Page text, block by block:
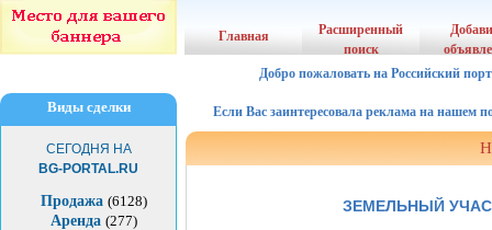
Виды сделки
СЕГОДНЯ НА
BG-PORTAL.RU
Продажа (6128)
Аренда (277)
Главная
Расширенный
поиск
Добро пожаловать на Российский
Если Вас заинтересовала реклама на нашем
ЗЕМЕЛЬНЫЙ